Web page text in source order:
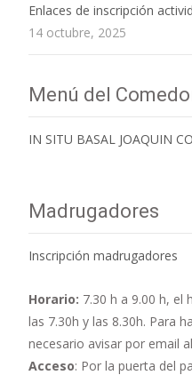
Enlaces de inscripción
14 octubre, 2025
Menú del
IN SITU BASAL JOAQUIN
Madrugadores
Inscripción madrugadores
Horario: 7.30 h a 9.00 h, el
las 7.30h y las 8.30h. Para
necesario avisar por email
Acceso: Por la puerta del